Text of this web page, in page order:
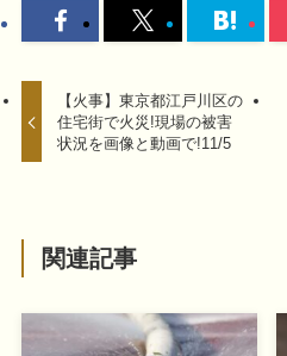
【火事】東京都江戸川区の
住宅街で火災!現場の被害
状況を画像と動画で!11/5
関連記事